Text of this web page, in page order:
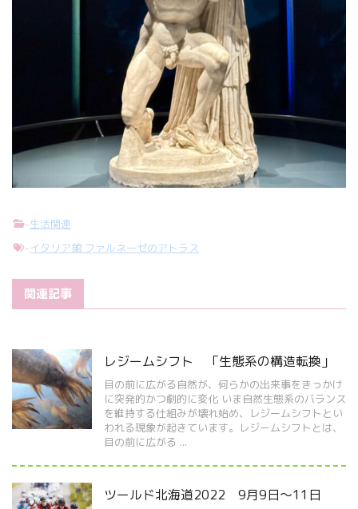
-生活関連
-イタリア館 ファルネーゼのアトラス
関連記事
レジームシフト 「生態系の構造転換」
目の前に広がる自然が、何らかの出来事をきっかけ
に突発的かつ劇的に変化 いま自然生態系のバランス
を維持する仕組みが壊れ始め、レジームシフトとい
われる現象が起きています。レジームシフトとは、
目の前に広がる ...
ツールド北海道2022 9月9日～11日